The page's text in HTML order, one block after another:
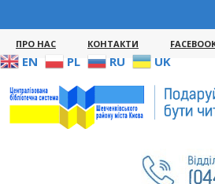
ПРО НАС КОНТАКТИ
EN PL RU UK